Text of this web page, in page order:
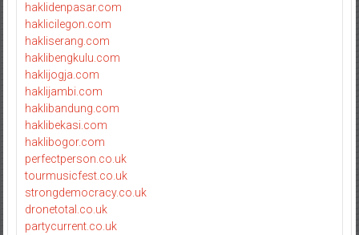
haklidenpasar.com
haklicilegon.com
hakliserang.com
haklibengkulu.com
haklijogja.com
haklijambi.com
haklibandung.com
haklibekasi.com
haklibogor.com
perfectperson.co.uk
tourmusicfest.co.uk
strongdemocracy.co.uk
dronetotal.co.uk
partycurrent.co.uk